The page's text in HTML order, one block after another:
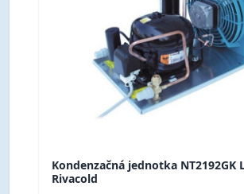
Kondenzačná jednotka NT2192GK LA022Z2111
Rivacold